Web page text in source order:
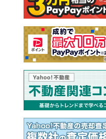
売却査定